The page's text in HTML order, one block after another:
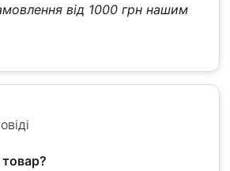
від 1000 грн нашим